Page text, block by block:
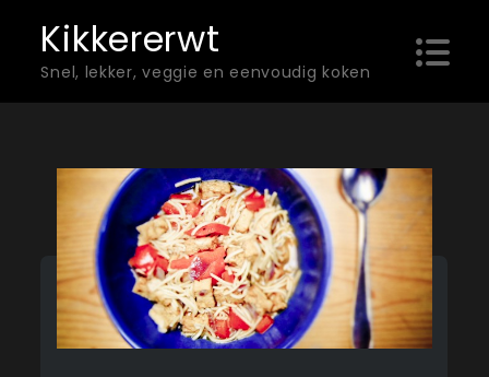
content
Kikkererwt
Snel, lekker, veggie en eenvoudig koken